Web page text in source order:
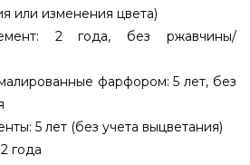
или изменения цвета)
2 года, без ржавчины/
фарфором: 5 лет, без
5 лет (без учета выцветания)
года